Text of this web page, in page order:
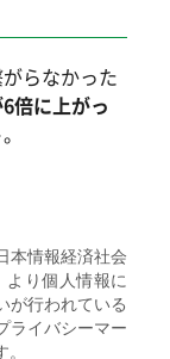
らなかった
倍に上がっ
本情報経済社会
り個人情報に
が行われている
ライバシーマー